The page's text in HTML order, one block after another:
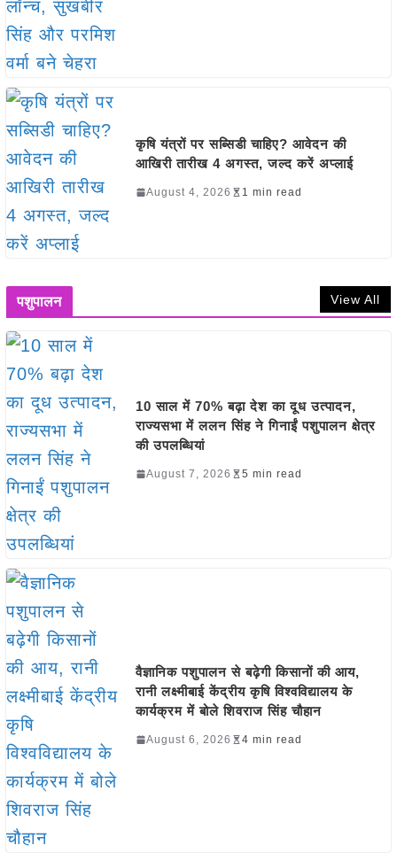
कृषि यंत्रों पर सब्सिडी चाहिए? आवेदन की
आखिरी तारीख 4 अगस्त, जल्द करें अप्लाई
August 4, 2026 1 min read
पशुपालन View All
10 साल में 70% बढ़ा देश का दूध उत्पादन,
राज्यसभा में ललन सिंह ने गिनाईं पशुपालन क्षेत्र
की उपलब्धियां
August 7, 2026 5 min read
वैज्ञानिक पशुपालन से बढ़ेगी किसानों की आय,
रानी लक्ष्मीबाई केंद्रीय कृषि विश्वविद्यालय के
कार्यक्रम में बोले शिवराज सिंह चौहान
August 6, 2026 4 min read